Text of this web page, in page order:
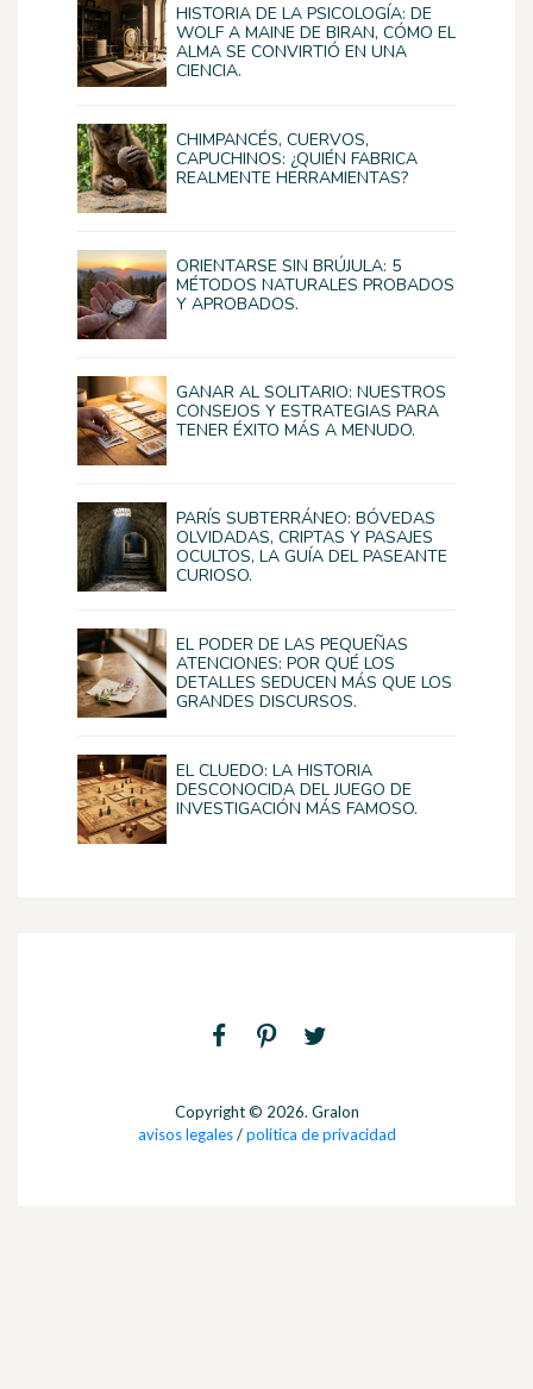
HISTORIA DE LA PSICOLOGÍA: DE
WOLF A MAINE DE BIRAN, CÓMO EL
ALMA SE CONVIRTIÓ EN UNA
CIENCIA.
CHIMPANCÉS, CUERVOS,
CAPUCHINOS: ¿QUIÉN FABRICA
REALMENTE HERRAMIENTAS?
ORIENTARSE SIN BRÚJULA: 5
MÉTODOS NATURALES PROBADOS
Y APROBADOS.
GANAR AL SOLITARIO: NUESTROS
CONSEJOS Y ESTRATEGIAS PARA
TENER ÉXITO MÁS A MENUDO.
PARÍS SUBTERRÁNEO: BÓVEDAS
OLVIDADAS, CRIPTAS Y PASAJES
OCULTOS, LA GUÍA DEL PASEANTE
CURIOSO.
EL PODER DE LAS PEQUEÑAS
ATENCIONES: POR QUÉ LOS
DETALLES SEDUCEN MÁS QUE LOS
GRANDES DISCURSOS.
EL CLUEDO: LA HISTORIA
DESCONOCIDA DEL JUEGO DE
INVESTIGACIÓN MÁS FAMOSO.
Copyright © 2026. Gralon
avisos legales/politica de privacidad